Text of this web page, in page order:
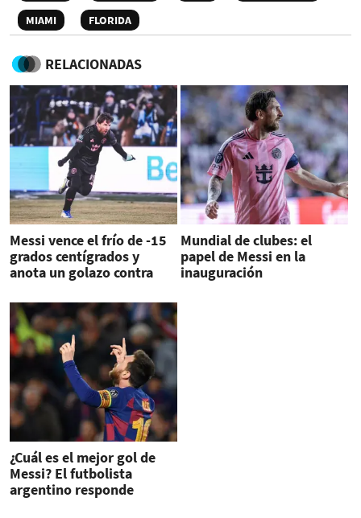
MIAMI
FLORIDA
RELACIONADAS
Messi vence el frío de -15
grados centígrados y
anota un golazo contra
Mundial de clubes: el
papel de Messi en la
inauguración
¿Cuál es el mejor gol de
Messi? El futbolista
argentino responde